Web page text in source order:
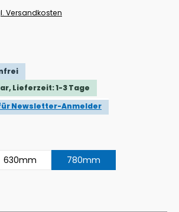
Versandkosten
von 4.5 von 5 Sternen
Lieferzeit: 1-3 Tage
Newsletter-Anmelder
630mm
780mm